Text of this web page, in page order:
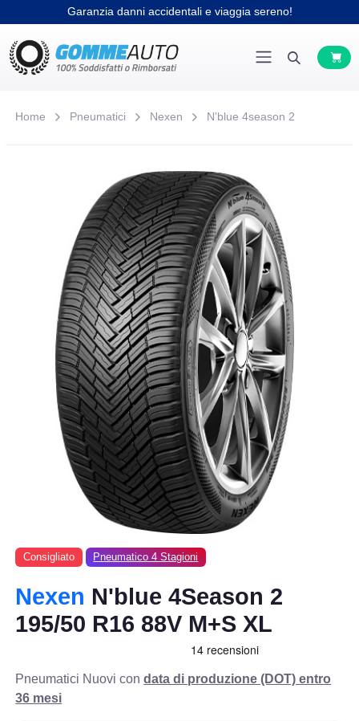
Garanzia danni accidentali e viaggia sereno!
Home Pneumatici Nexen N'blue 4season 2
Consigliato Pneumatico 4 Stagioni
Nexen N'blue 4Season 2
195/50 R16 88V M+S XL
Pneumatici Nuovi condata di produzione (DOT) entro
36 mesi